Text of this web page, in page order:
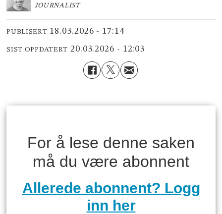
JOURNALIST
PUBLISERT 18.03.2026 - 17:14
SIST OPPDATERT 20.03.2026 - 12:03
For å lese denne saken
må du være abonnent
Allerede abonnent? Logg
inn her